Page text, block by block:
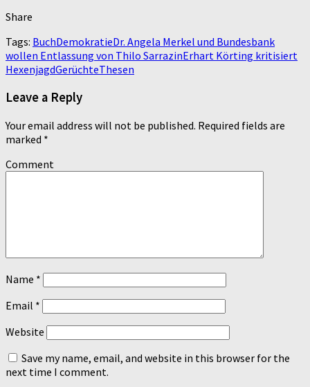
Share
Tags: BuchDemokratieDr. Angela Merkel und Bundesbank
wollen Entlassung von Thilo SarrazinErhart Körting kritisiert
HexenjagdGerüchteThesen
Leave a Reply
Your email address will not be published. Required fields are
marked *
Comment
Name *
Email *
Website
Save my name, email, and website in this browser for the
next time I comment.